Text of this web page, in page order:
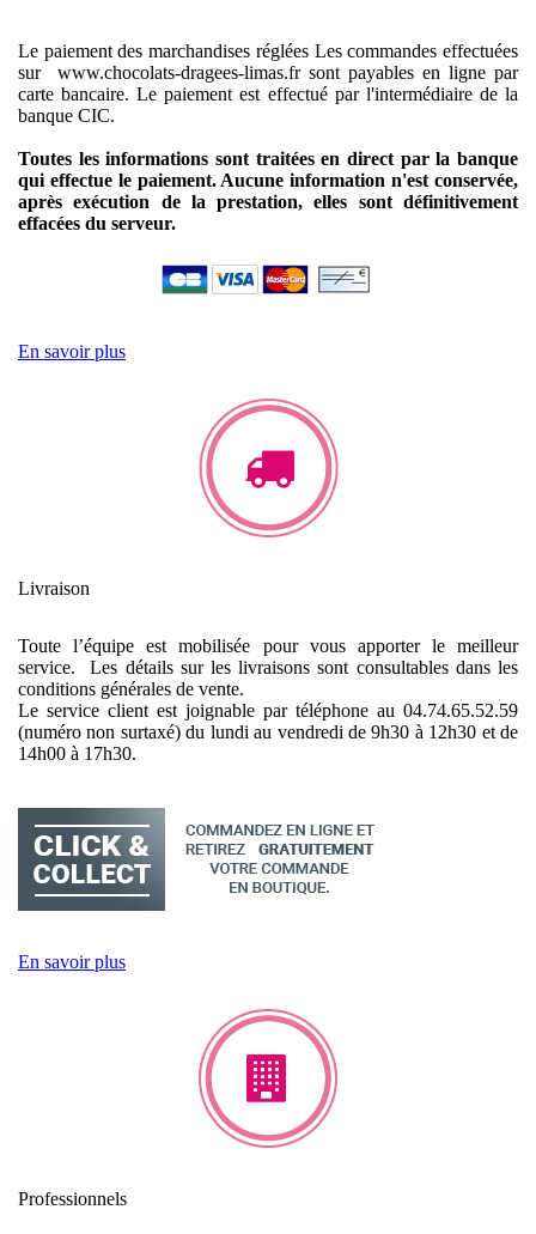
Le paiement des marchandises réglées Les commandes effectuées
sur www.chocolats-dragees-limas.fr sont payables en ligne par
carte bancaire. Le paiement est effectué par l'intermédiaire de la
banque CIC.
Toutes les informations sont traitées en direct par la banque
qui effectue le paiement. Aucune information n'est conservée,
après exécution de la prestation, elles sont définitivement
effacées du serveur.
En savoir plus
Livraison
Toute l’équipe est mobilisée pour vous apporter le meilleur
service. Les détails sur les livraisons sont consultables dans les
conditions générales de vente.
Le service client est joignable par téléphone au 04.74.65.52.59
(numéro non surtaxé) du lundi au vendredi de 9h30 à 12h30 et de
14h00 à 17h30.
En savoir plus
Professionnels